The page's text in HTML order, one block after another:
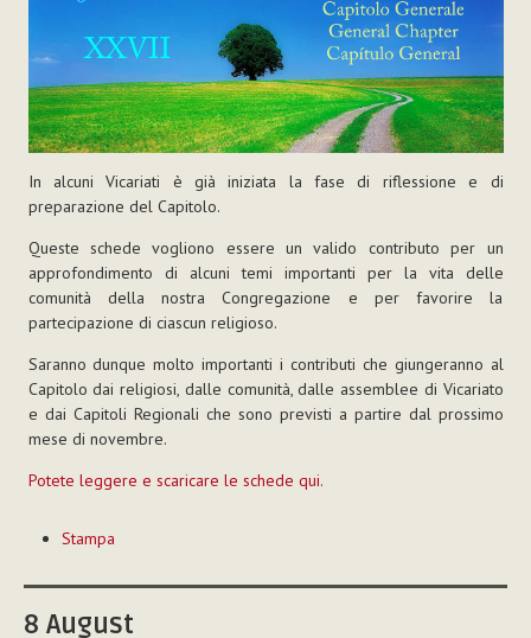
In alcuni Vicariati è già iniziata la fase di riflessione e di
preparazione del Capitolo.
Queste schede vogliono essere un valido contributo per un
approfondimento di alcuni temi importanti per la vita delle
comunità della nostra Congregazione e per favorire la
partecipazione di ciascun religioso.
Saranno dunque molto importanti i contributi che giungeranno al
Capitolo dai religiosi, dalle comunità, dalle assemblee di Vicariato
e dai Capitoli Regionali che sono previsti a partire dal prossimo
mese di novembre.
Potete leggere e scaricare le schede qui.
sul
Stampa
8 August